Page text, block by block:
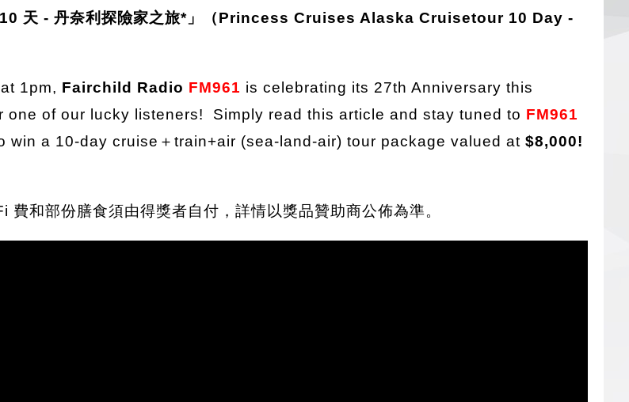
10 天 - 丹奈利探險家之旅*」（Princess Cruises Alaska Cruisetour 10 Day -
1pm, Fairchild Radio FM961 is celebrating its 27th Anniversary this
one of our lucky listeners! Simply read this article and stay tuned to FM961
win a 10-day cruise＋train+air (sea-land-air) tour package valued at $8,000!
和部份膳食須由得獎者自付，詳情以獎品贊助商公佈為準。